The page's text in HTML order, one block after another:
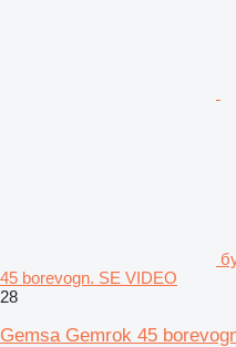
45 borevogn. SE VIDEO
28
Gemsa Gemrok 45